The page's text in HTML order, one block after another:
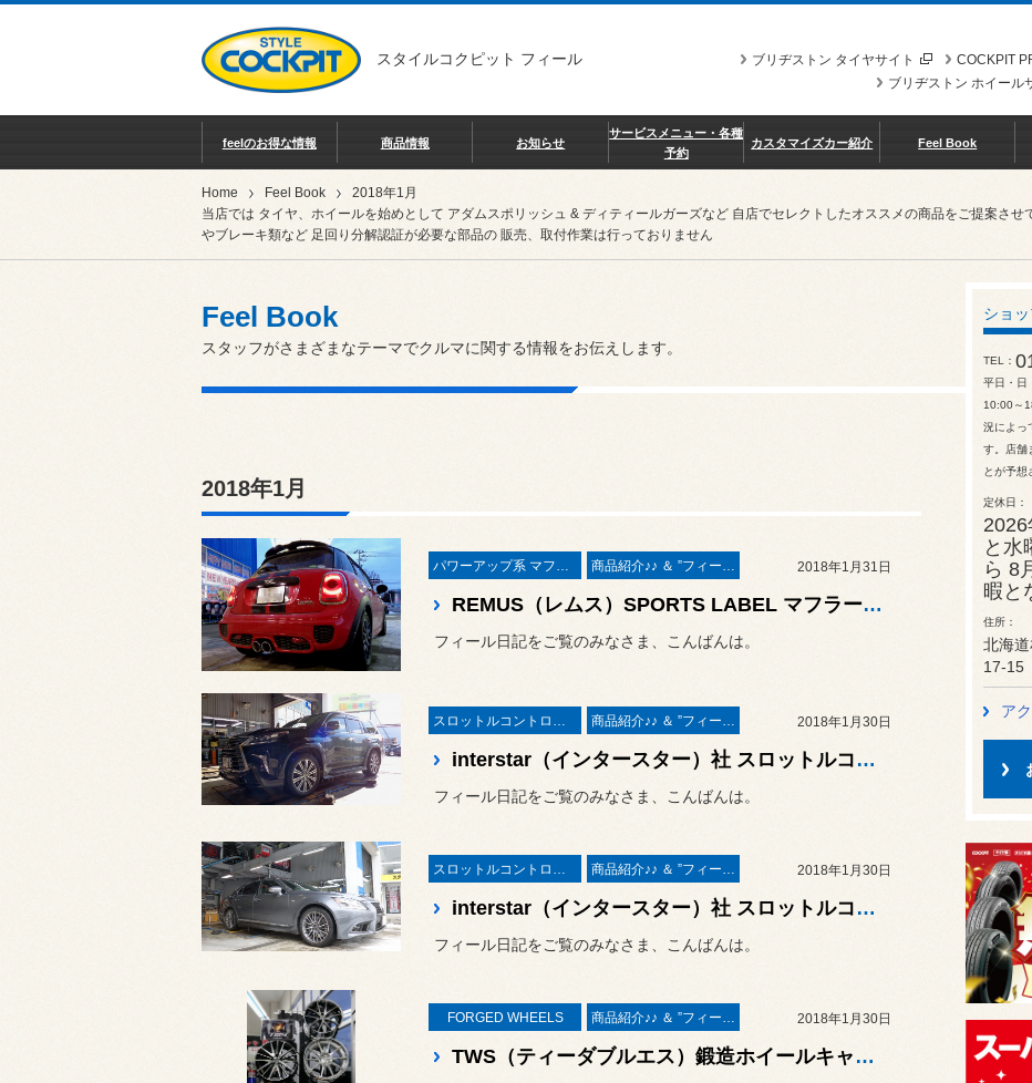
スタイルコクピット フィール COCKPIT
ブリヂストン タイヤサイト
ブリヂストン ホイール
feelのお得な情報 商品情報 お知らせ
サービスメニュー・各種
予約
カスタマイズカー紹介 Feel Book
Home Feel Book
2018年1月
当店では タイヤ、ホイールを始めとして アダムスポリッシュ & ディティールガーズなど 自店でセレクトしたオススメの商品をご提案
やブレーキ類など 足回り分解認証が必要な部品の 販売、取付作業は行っておりません
Feel Book
スタッフがさまざまなテーマでクルマに関する情報をお伝えします。
2018年1月
パワーアップ系 マフラー＆エアークリーナー＆ＥＣＵ 商品紹介♪♪ ＆ ”フィール”からのお知らせ。 2018年1月31日
REMUS（レムス）SPORTS LABEL マフラー取付 ／ MINI F55 COOPER S
フィール日記をご覧のみなさま、こんばんは。
スロットルコントローラー＆サブコンピューター パワー＆レスポンスアップ系 商品紹介♪♪ ＆ ”フィール”からのお知らせ。 2018年1月30日
interstar（インタースター）社 スロットルコントローラー “PPT3” 取付作業 ／ LEXUS LX570 URJ201W
フィール日記をご覧のみなさま、こんばんは。
スロットルコントローラー＆サブコンピューター パワー＆レスポンスアップ系 商品紹介♪♪ ＆ ”フィール”からのお知らせ。 2018年1月30日
interstar（インタースター）社 スロットルコントローラー “PPT3” 取付作業 ／ LEXUS LS600h UVF45
フィール日記をご覧のみなさま、こんばんは。
FORGED WHEELS 商品紹介♪♪ ＆ ”フィール”からのお知らせ。 2018年1月30日
TWS（ティーダブルエス）鍛造ホイールキャンペーン開始 ♪ 2018年2月28日まで
ショ
TEL
平日・日
10:00～
況によっ
す。店舗
とが予想
定休日
と
ら 8
暇と
住所
北海
17-15
ア